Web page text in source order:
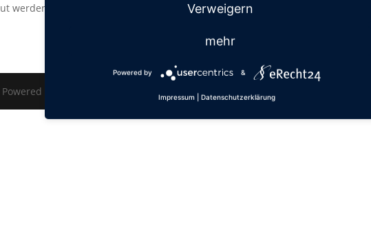
werden...
by
Verweigern
mehr
Powered by &
Impressum Datenschutzerklärung